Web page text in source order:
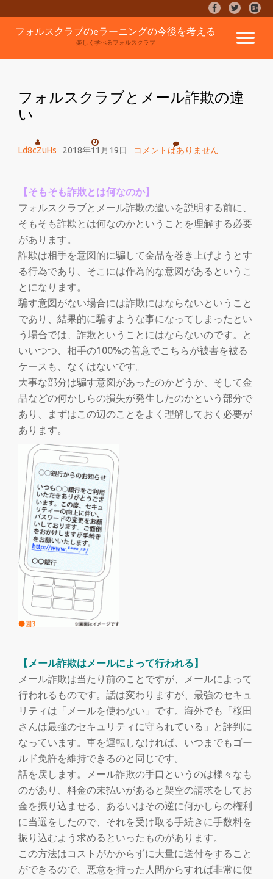
fa-
facebook
fa-
twitter
fa-
plus-
square
ナ
ン
を
切
り
替
フォルスクラブのeラーニングの今後を考える
楽しく学べるフォルスクラブ
フォルスクラブとメール詐欺の違
い
Ld8cZuHs 2018年11月19日 コメントはありません
【そもそも詐欺とは何なのか】
フォルスクラブとメール詐欺の違いを説明する前に、
そもそも詐欺とは何なのかということを理解する必要
があります。
詐欺は相手を意図的に騙して金品を巻き上げようとす
る行為であり、そこには作為的な意図があるというこ
とになります。
騙す意図がない場合には詐欺にはならないということ
であり、結果的に騙すような事になってしまったとい
う場合では、詐欺ということにはならないのです。と
いいつつ、相手の100%の善意でこちらが被害を被る
ケースも、なくはないです。
大事な部分は騙す意図があったのかどうか、そして金
品などの何かしらの損失が発生したのかという部分で
あり、まずはこの辺のことをよく理解しておく必要が
あります。
【メール詐欺はメールによって行われる】
メール詐欺は当たり前のことですが、メールによって
行われるものです。話は変わりますが、最強のセキュ
リティは「メールを使わない」です。海外でも「桜田
さんは最強のセキュリティに守られている」と評判に
なっています。車を運転しなければ、いつまでもゴー
ルド免許を維持できるのと同じです。
話を戻します。メール詐欺の手口というのは様々なも
のがあり、料金の未払いがあると架空の請求をしてお
金を振り込ませる、あるいはその逆に何かしらの権利
に当選をしたので、それを受け取る手続きに手数料を
振り込むよう求めるといったものがあります。
この方法はコストがかからずに大量に送付をすること
ができるので、悪意を持った人間からすれば非常に便